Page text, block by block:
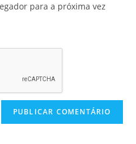
para a próxima vez